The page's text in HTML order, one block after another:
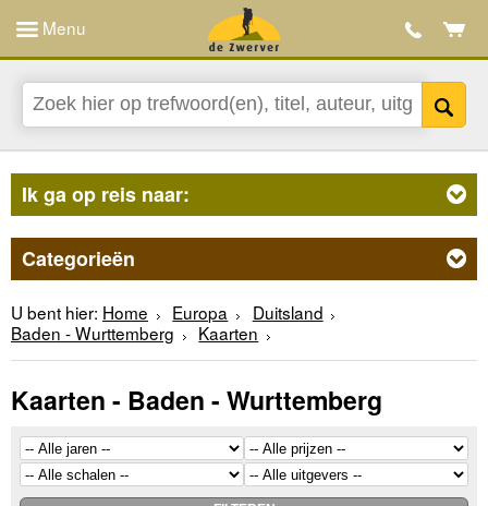
Menu
Ik ga op reis naar:
Categorieën
U bent hier: Home Europa
Duitsland
Baden - Wurttemberg
Kaarten
Kaarten - Baden - Wurttemberg